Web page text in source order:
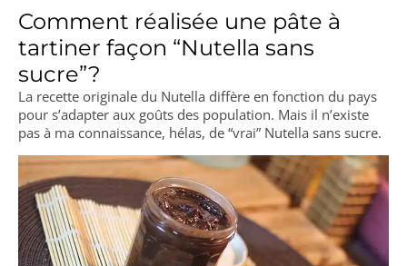
Comment réalisée une pâte à
tartiner façon “Nutella sans
sucre”?
La recette originale du Nutella diffère en fonction du pays
pour s’adapter aux goûts des population. Mais il n’existe
pas à ma connaissance, hélas, de “vrai” Nutella sans sucre.